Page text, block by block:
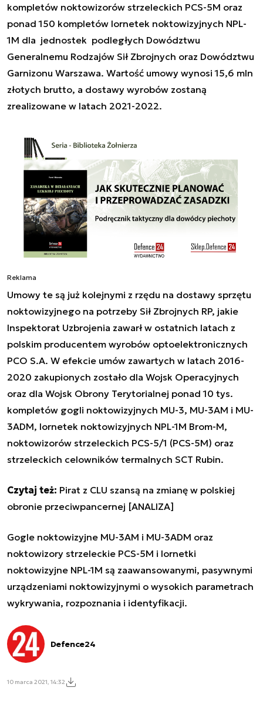
kompletów noktowizorów strzeleckich PCS-5M oraz
ponad 150 kompletów lornetek noktowizyjnych NPL-
1M dla jednostek podległych Dowództwu
Generalnemu Rodzajów Sił Zbrojnych oraz Dowództwu
Garnizonu Warszawa. Wartość umowy wynosi 15,6 mln
złotych brutto, a dostawy wyrobów zostaną
zrealizowane w latach 2021-2022.
Reklama
Umowy te są już kolejnymi z rzędu na dostawy sprzętu
noktowizyjnego na potrzeby Sił Zbrojnych RP, jakie
Inspektorat Uzbrojenia zawarł w ostatnich latach z
polskim producentem wyrobów optoelektronicznych
PCO S.A. W efekcie umów zawartych w latach 2016-
2020 zakupionych zostało dla Wojsk Operacyjnych
oraz dla Wojsk Obrony Terytorialnej ponad 10 tys.
kompletów gogli noktowizyjnych MU-3, MU-3AM i MU-
3ADM, lornetek noktowizyjnych NPL-1M Brom-M,
noktowizorów strzeleckich PCS-5/1 (PCS-5M) oraz
strzeleckich celowników termalnych SCT Rubin.
Czytaj też: Pirat z CLU szansą na zmianę w polskiej
obronie przeciwpancernej [ANALIZA]
Gogle noktowizyjne MU-3AM i MU-3ADM oraz
noktowizory strzeleckie PCS-5M i lornetki
noktowizyjne NPL-1M są zaawansowanymi, pasywnymi
urządzeniami noktowizyjnymi o wysokich parametrach
wykrywania, rozpoznania i identyfikacji.
Defence24
10 marca 2021, 14:32